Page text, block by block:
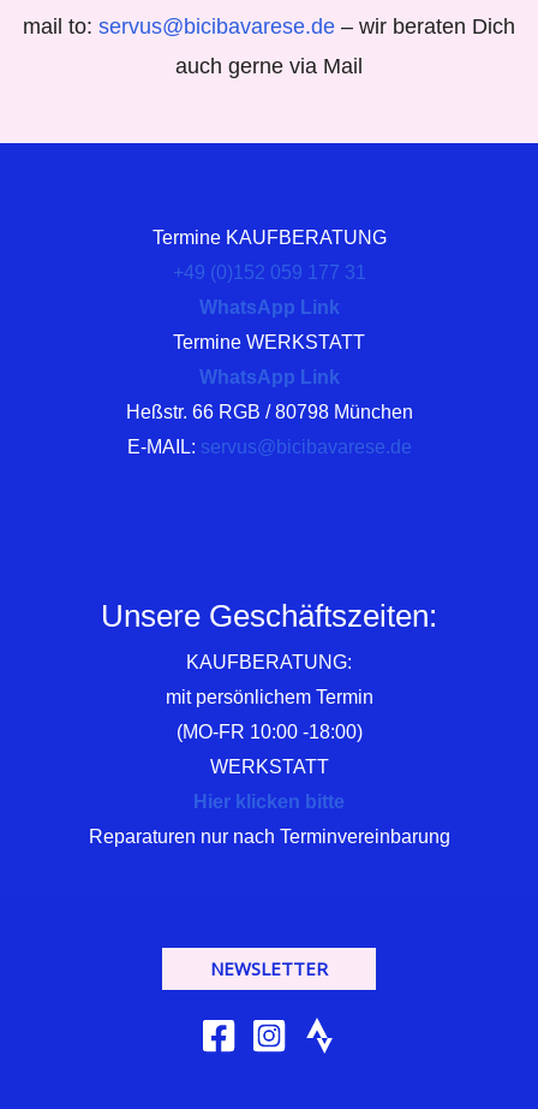
mail to: servus@bicibavarese.de – wir beraten Dich
auch gerne via Mail
Termine KAUFBERATUNG
+49 (0)152 059 177 31
WhatsApp Link
Termine WERKSTATT
WhatsApp Link
Heßstr. 66 RGB / 80798 München
E-MAIL: servus@bicibavarese.de
Unsere Geschäftszeiten:
KAUFBERATUNG:
mit persönlichem Termin
(MO-FR 10:00 -18:00)
WERKSTATT
Hier klicken bitte
Reparaturen nur nach Terminvereinbarung
NEWSLETTER